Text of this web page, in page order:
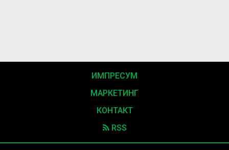
ИМПРЕСУМ
МАРКЕТИНГ
КОНТАКТ
RSS